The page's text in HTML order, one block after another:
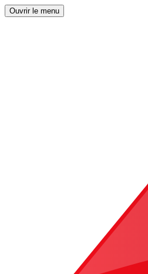
Ouvrir le menu